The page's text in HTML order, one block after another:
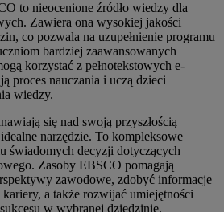
to nieocenione źródło wiedzy dla
Zawiera ona wysokiej jakości
co pozwala na uzupełnienie programu
bardziej zaawansowanych
korzystać z pełnotekstowych e-
proces nauczania i uczą dzieci
wiedzy.
się nad swoją przyszłością
narzędzie. To kompleksowe
świadomych decyzji dotyczących
Zasoby EBSCO pomagają
zawodowe, zdobyć informacje
a także rozwijać umiejętności
w wybranej dziedzinie.